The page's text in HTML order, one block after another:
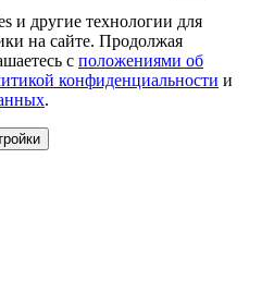
и другие технологии для
на сайте. Продолжая
с положениями об
конфиденциальности и
.